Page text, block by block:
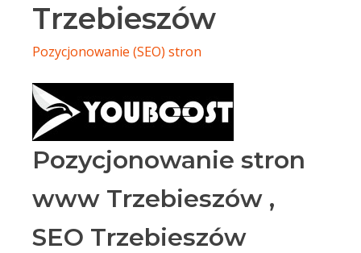
Trzebieszów
Pozycjonowanie (SEO) stron
Pozycjonowanie stron
www Trzebieszów ,
SEO Trzebieszów